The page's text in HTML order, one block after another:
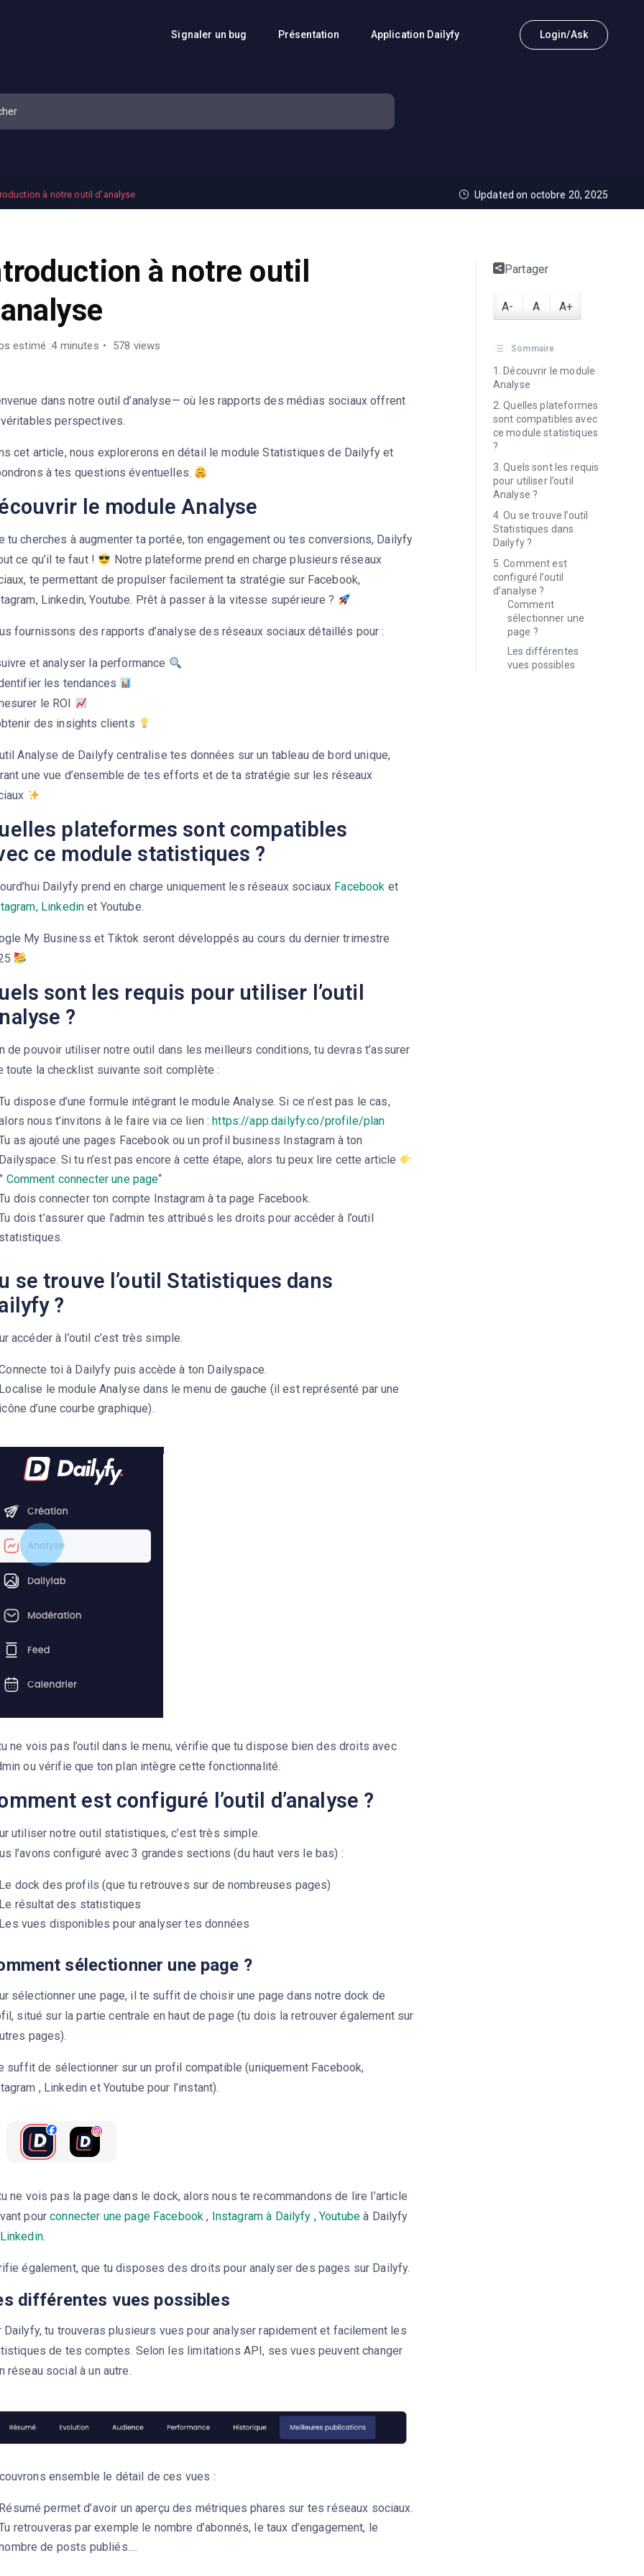
Signaler un bug Présentation Application Dailyfy Login/Ask
à notre outil d’analyse Updated on octobre 20, 2025
à notre outil
estimé :4 minutes 578 views
dans notre outil d’analyse— où les rapports des médias sociaux offrent
perspectives.
cet article, nous explorerons en détail le module Statistiques de Dailyfy et
à tes questions éventuelles.
le module Analyse
tu cherches à augmenter ta portée, ton engagement ou tes conversions, Dailyfy
ce qu’il te faut !
Notre plateforme prend en charge plusieurs réseaux
te permettant de propulser facilement ta stratégie sur Facebook,
Linkedin, Youtube. Prêt à passer à la vitesse supérieure ?
fournissons des rapports d’analyse des réseaux sociaux détaillés pour :
et analyser la performance
les tendances
le ROI
des insights clients
Analyse de Dailyfy centralise tes données sur un tableau de bord unique,
une vue d’ensemble de tes efforts et de ta stratégie sur les réseaux
plateformes sont compatibles
ce module statistiques ?
Dailyfy prend en charge uniquement les réseaux sociaux Facebook et
Linkedin et Youtube.
My Business et Tiktok seront développés au cours du dernier trimestre
sont les requis pour utiliser l’outil
?
de pouvoir utiliser notre outil dans les meilleurs conditions, tu devras t’assurer
toute la checklist suivante soit complète :
dispose d’une formule intégrant le module Analyse. Si ce n’est pas le cas,
nous t’invitons à le faire via ce lien :https://app.dailyfy.co/profile/plan
as ajouté une pages Facebook ou un profil business Instagram à ton
Dailyspace. Si tu n’est pas encore à cette étape, alors tu peux lire cette article
” Comment connecter une page“
dois connecter ton compte Instagram à ta page Facebook.
dois t’assurer que l’admin tes attribués les droits pour accéder à l’outil
statistiques.
se trouve l’outil Statistiques dans
?
accéder à l’outil c’est très simple.
toi à Dailyfy puis accède à ton Dailyspace.
Localise le module Analyse dans le menu de gauche (il est représenté par une
icône d’une courbe graphique).
ne vois pas l’outil dans le menu, vérifie que tu dispose bien des droits avec
ou vérifie que ton plan intègre cette fonctionnalité.
est configuré l’outil d’analyse ?
utiliser notre outil statistiques, c’est très simple.
l’avons configuré avec 3 grandes sections (du haut vers le bas) :
Le dock des profils (que tu retrouves sur de nombreuses pages)
Le résultat des statistiques
Les vues disponibles pour analyser tes données
sélectionner une page ?
sélectionner une page, il te suffit de choisir une page dans notre dock de
situé sur la partie centrale en haut de page (tu dois la retrouver également sur
pages).
suffit de sélectionner sur un profil compatible (uniquement Facebook,
, Linkedin et Youtube pour l’instant).
ne vois pas la page dans le dock, alors nous te recommandons de lire l’article
pourconnecter une page Facebook , Instagram à Dailyfy ,Youtube à Dailyfy
Linkedin.
également, que tu disposes des droits pour analyser des pages sur Dailyfy.
différentes vues possibles
Dailyfy, tu trouveras plusieurs vues pour analyser rapidement et facilement les
de tes comptes. Selon les limitations API, ses vues peuvent changer
réseau social à un autre.
ensemble le détail de ces vues :
Résumé permet d’avoir un aperçu des métriques phares sur tes réseaux sociaux.
retrouveras par exemple le nombre d’abonnés, le taux d’engagement, le
de posts publiés….
Partager
A- A A+
Sommaire
Découvrir le module
Analyse
Quelles plateformes
sont compatibles avec
ce module statistiques
?
Quels sont les requis
pour utiliser l’outil
Analyse ?
Ou se trouve l’outil
Statistiques dans
Dailyfy ?
Comment est
configuré l’outil
d’analyse ?
Comment
sélectionner une
page ?
Les différentes
vues possibles